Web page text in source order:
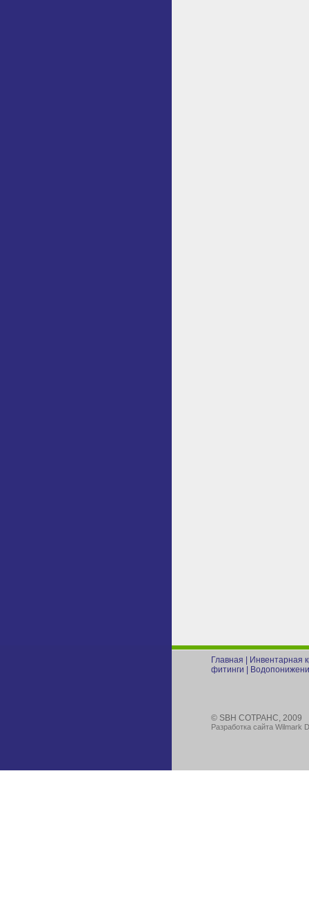
Главная
Инвентарная
фитинги
© SBH COTPAHC, 2009
Разработка сайта Wilmark